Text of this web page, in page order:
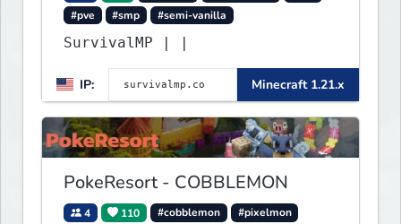
#pve
#smp #semi-vanilla
SurvivalMP | |
IP: Minecraft 1.21.x
PokeResort - COBBLEMON
4 110 #cobblemon
#pixelmon